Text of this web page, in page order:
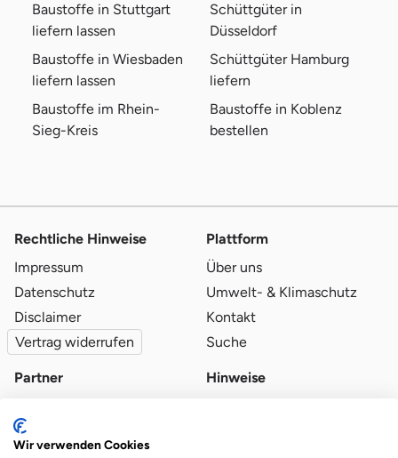
Baustoffe in Stuttgart
liefern lassen
Schüttgüter in
Düsseldorf
Baustoffe in Wiesbaden
liefern lassen
Schüttgüter Hamburg
liefern
Baustoffe im Rhein-
Sieg-Kreis
Baustoffe in Koblenz
bestellen
Rechtliche Hinweise
Impressum
Datenschutz
Disclaimer
Vertrag widerrufen
Plattform
Über uns
Umwelt- & Klimaschutz
Kontakt
Suche
Partner
Qualitätsvoraussetzungen
Hinweise
Wir verwenden Cookies